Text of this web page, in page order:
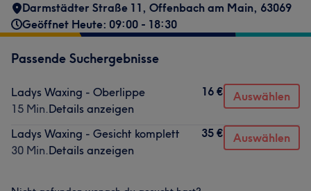
Darmstädter Straße 11, Offenbach am Main, 63069
Geöffnet Heute: 09:00 - 18:30
Passende Suchergebnisse
Ladys Waxing - Oberlippe
15 Min.Details anzeigen
16 € Auswählen
Ladys Waxing - Gesicht komplett
30 Min.Details anzeigen
35 € Auswählen